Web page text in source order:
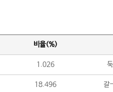
비율(%)
1.026
18.496 갈